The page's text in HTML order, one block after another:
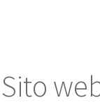
Sito